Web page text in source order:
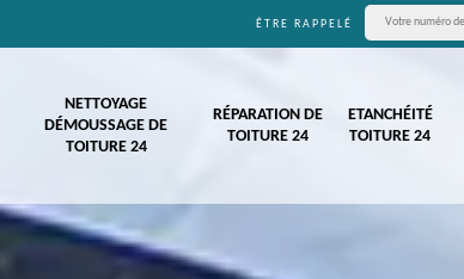
ÊTRE RAPPELÉ
NETTOYAGE
DÉMOUSSAGE DE
TOITURE 24
RÉPARATION DE
TOITURE 24
ETANCHÉITÉ
TOITURE 24